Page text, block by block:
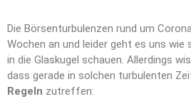
Die Börsenturbulenzen rund um
Wochen an und leider geht es uns wie
in die Glaskugel schauen. Allerdings
dass gerade in solchen turbulenten
Regeln zutreffen: